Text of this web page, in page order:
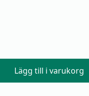
Lägg till i varukorg